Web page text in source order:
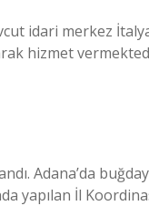
idari merkez
hizmet
Adana’da
yapılan İl